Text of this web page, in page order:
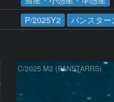
P/2025Y2 パンスター
C/2025 M2 (PANSTARRS)